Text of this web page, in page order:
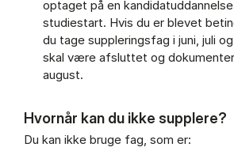
optaget på en
studiestart. Hvis du er blevet
du tage suppleringsfag i juni, juli
skal være afsluttet og
august.
Hvornår kan du ikke supplere?
Du kan ikke bruge fag, som er: